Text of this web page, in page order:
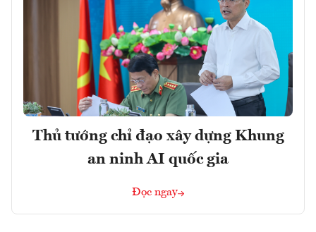
Thủ tướng chỉ đạo xây dựng Khung
an ninh AI quốc gia
Đọc ngay